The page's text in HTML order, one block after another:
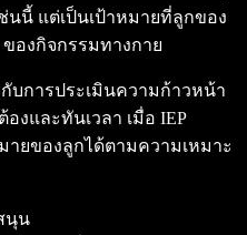
นนี้ แต่เป็นเป้าหมายที่ลูกของ
องกิจกรรมทางกาย
บการประเมินความก้าวหน้า
งและทันเวลา เมื่อ IEP
ยของลูกได้ตามความเหมาะ
นุน